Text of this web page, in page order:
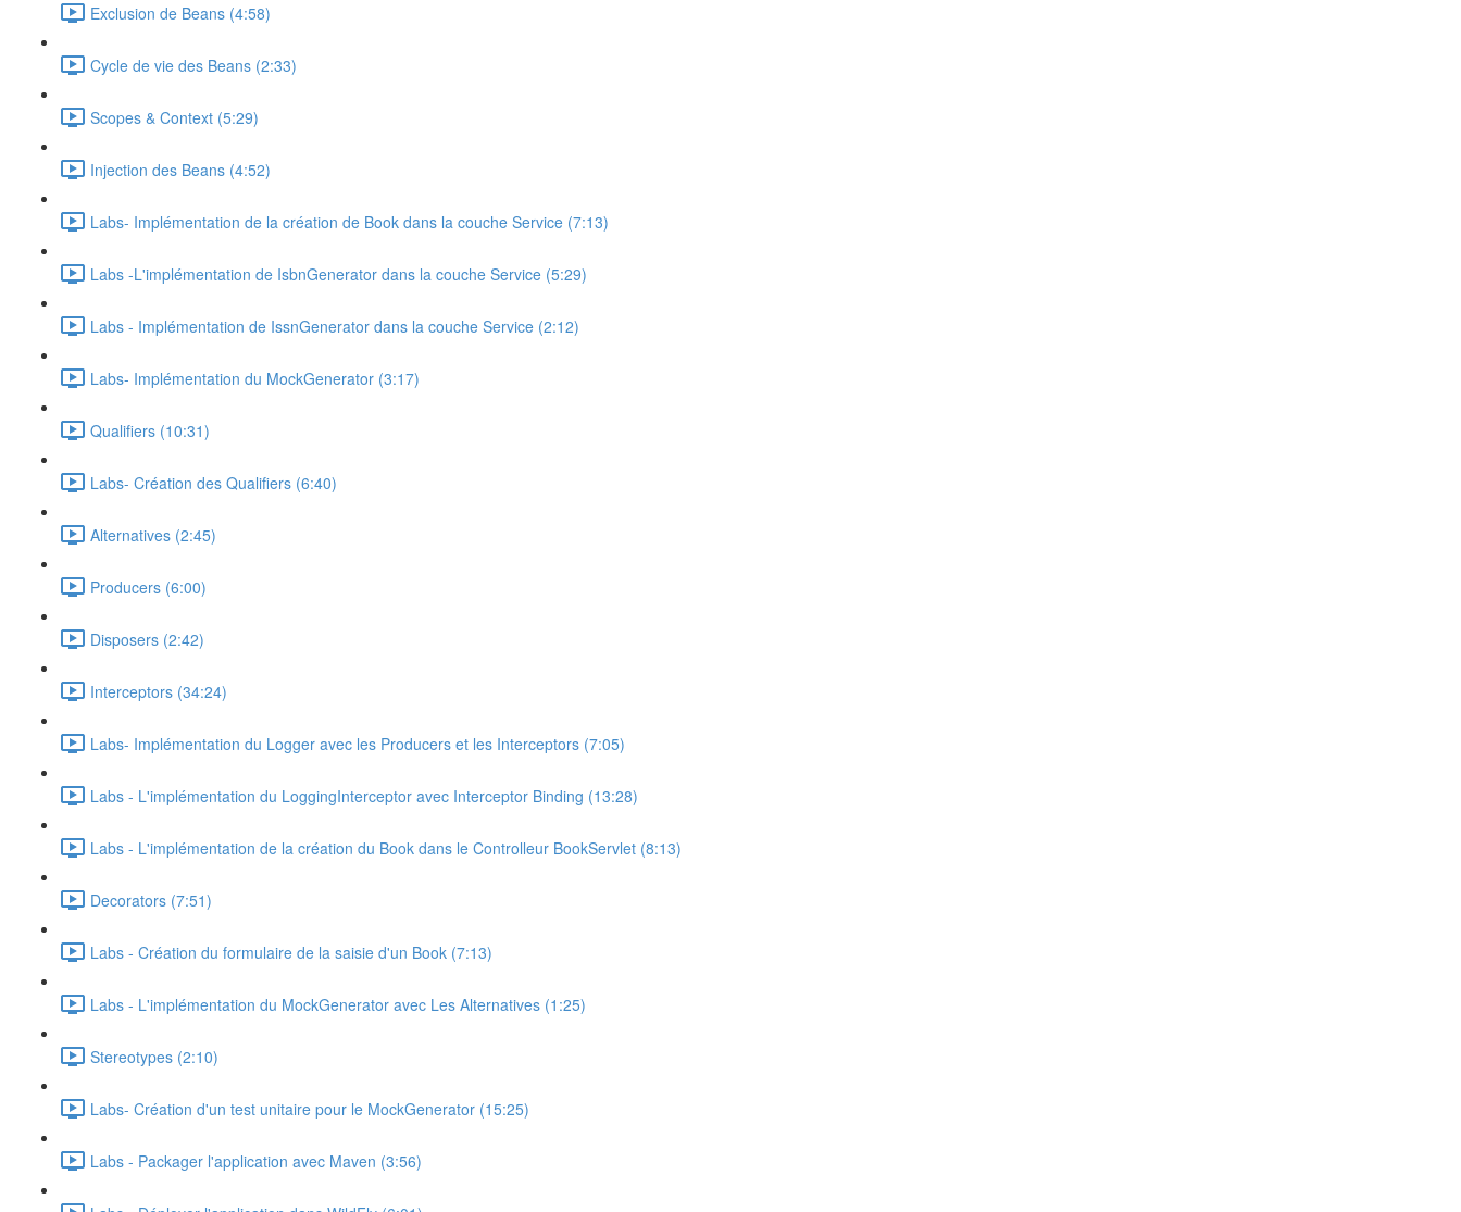
Exclusion de Beans (4:58)
Cycle de vie des Beans (2:33)
Scopes & Context (5:29)
Injection des Beans (4:52)
Labs- Implémentation de la création de Book dans la couche Service (7:13)
Labs -L'implémentation de IsbnGenerator dans la couche Service (5:29)
Labs - Implémentation de IssnGenerator dans la couche Service (2:12)
Labs- Implémentation du MockGenerator (3:17)
Qualifiers (10:31)
Labs- Création des Qualifiers (6:40)
Alternatives (2:45)
Producers (6:00)
Disposers (2:42)
Interceptors (34:24)
Labs- Implémentation du Logger avec les Producers et les Interceptors (7:05)
Labs - L'implémentation du LoggingInterceptor avec Interceptor Binding (13:28)
Labs - L'implémentation de la création du Book dans le Controlleur BookServlet (8:13)
Decorators (7:51)
Labs - Création du formulaire de la saisie d'un Book (7:13)
Labs - L'implémentation du MockGenerator avec Les Alternatives (1:25)
Stereotypes (2:10)
Labs- Création d'un test unitaire pour le MockGenerator (15:25)
Labs - Packager l'application avec Maven (3:56)